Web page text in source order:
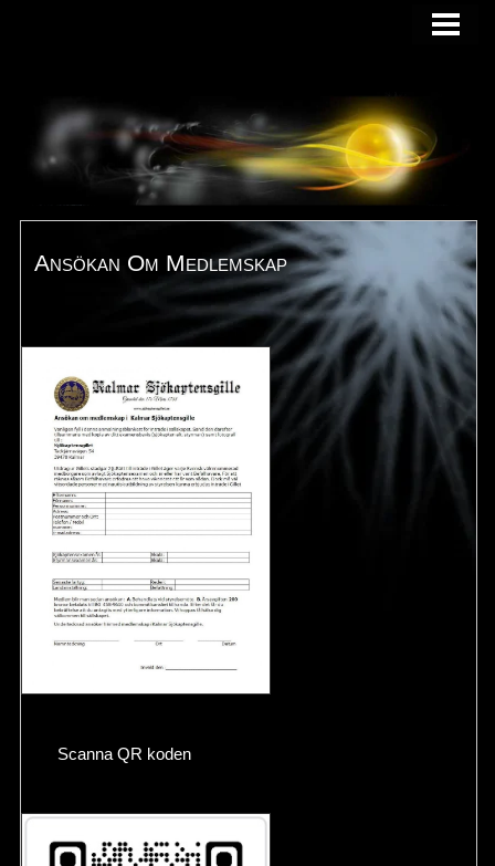
BILDGALLERI
OM OSS
KONTAKTA
STADGAR
Ansökan Om Medlemskap
Scanna QR koden